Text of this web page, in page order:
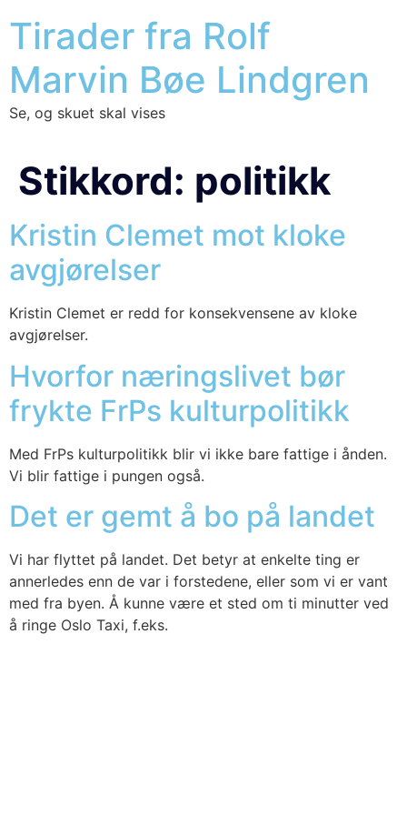
Tirader fra Rolf
Marvin Bøe Lindgren
Se, og skuet skal vises
Stikkord: politikk
Kristin Clemet mot kloke
avgjørelser
Kris­tin Cle­met er redd for kon­se­kven­se­ne av klo­ke
avgjø­rel­ser.
Hvorfor næringslivet bør
frykte FrPs kulturpolitikk
Med FrPs kul­tur­po­li­tikk blir vi ikke bare fat­ti­ge i ånden.
Vi blir fat­ti­ge i pun­gen også.
Det er gemt å bo på landet
Vi har flyt­tet på lan­det. Det betyr at enkel­te ting er
anner­le­des enn de var i for­ste­de­ne, eller som vi er vant
med fra byen. Å kun­ne være et sted om ti minut­ter ved
å rin­ge Oslo Taxi, f.eks.